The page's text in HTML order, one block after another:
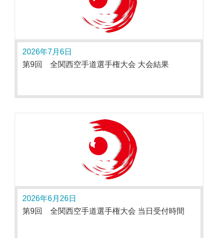
2026年7月6日
第9回 全関西空手道選手権大会 大会結果
2026年6月26日
第9回 全関西空手道選手権大会 当日受付時間